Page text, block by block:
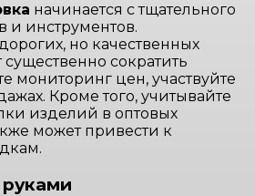
начинается с тщательного
и инструментов.
но качественных
сократить
мониторинг цен, участвуйте
Кроме того, учитывайте
изделий в оптовых
может привести к